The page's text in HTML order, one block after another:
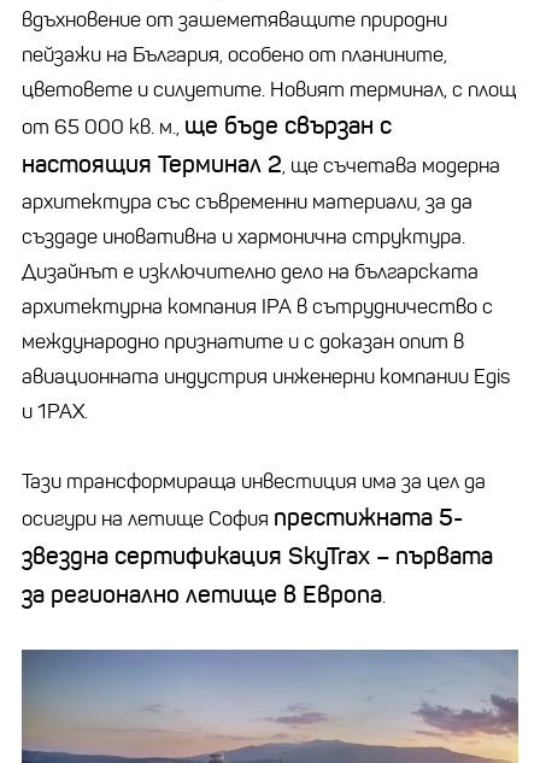
вдъхновение от зашеметяващите природни
пейзажи на България, особено от планините,
цветовете и силуетите. Новият терминал, с площ
от 65 000 кв. м., ще бъде свързан с
настоящия Терминал 2, ще съчетава модерна
архитектура със съвременни материали, за да
създаде иновативна и хармонична структура.
Дизайнът е изключително дело на българската
архитектурна компания IPA в сътрудничество с
международно признатите и с доказан опит в
авиационната индустрия инженерни компании Egis
и 1PAX.
Тази трансформираща инвестиция има за цел да
осигури на летище София престижната 5-
звездна сертификация SkyTrax – първата
за регионално летище в Европа.